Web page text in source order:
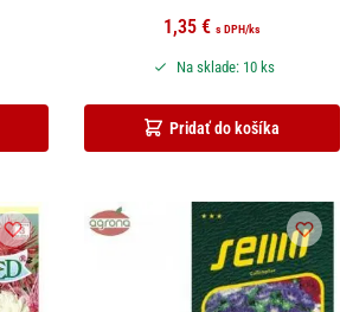
1,35 € s DPH/ks
Pridať do košíka
Na sklade: 10 ks